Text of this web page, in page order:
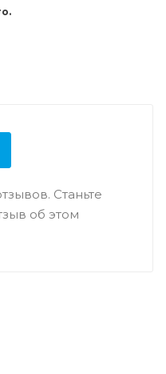
Станьте
об этом